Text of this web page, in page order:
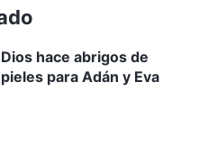
Dios hace abrigos de
pieles para Adán y Eva